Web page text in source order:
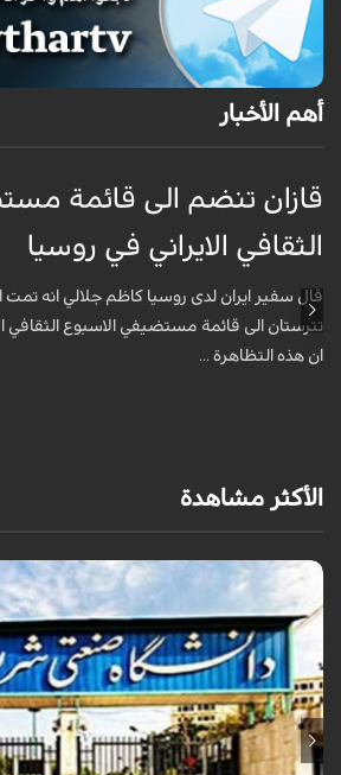
أهم الأخبار
قازان تنضم الى قائمة
الثقافي الايراني في روسيا
قال سفير ايران لدى روسيا كاظم جلالي انه تمت
تترستان الى قائمة مستضيفي الاسبوع الثقافي
ان هذه التظاهرة ...
الأكثر مشاهدة
أعلن وزير
الإيرانية، مشيراً إلى توقيع 180